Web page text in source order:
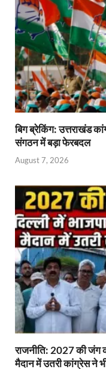
बिग ब्रेकिंग: उत्तराखंड
संगठन में बड़ा फेरबदल
August 7, 2026
राजनीति: 2027 की जंग
मैदान में उतरी कांग्रेस ने